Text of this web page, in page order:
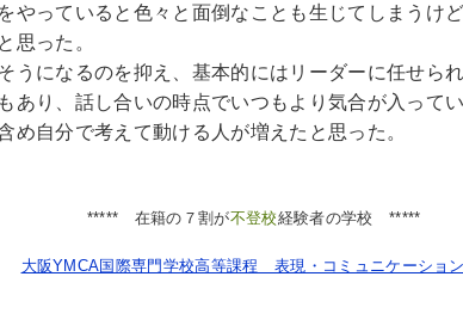
やっていると色々と面倒なことも生じてしまうけ
思った。
うになるのを抑え、基本的にはリーダーに任せら
あり、話し合いの時点でいつもより気合が入ってい
め自分で考えて動ける人が増えたと思った。
***** 在籍の７割が不登校経験者の学校 *****
大阪YMCA国際専門学校高等課程 表現・コミュニケーショ